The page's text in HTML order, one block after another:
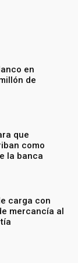
en
de
que
como
la banca
carga con
mercancía al